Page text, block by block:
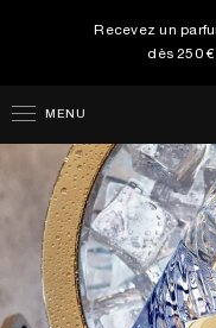
Recevez un
dès 250
MENU